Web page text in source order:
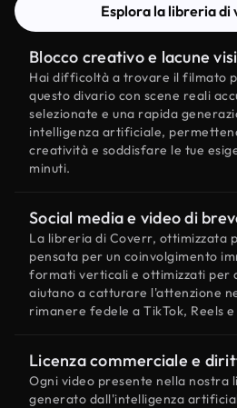
Esplora la libreria di
Blocco creativo e lacune
Hai difficoltà a trovare il filmato
questo divario con scene reali
selezionate e una rapida
intelligenza artificiale,
creatività e soddisfare le tue
minuti.
Social media e video di
La libreria di Coverr, ottimizzata
pensata per un coinvolgimento
formati verticali e ottimizzati per
aiutano a catturare l'attenzione
rimanere fedele a TikTok, Reels
Licenza commerciale e
Ogni video presente nella nostra
generato dall'intelligenza